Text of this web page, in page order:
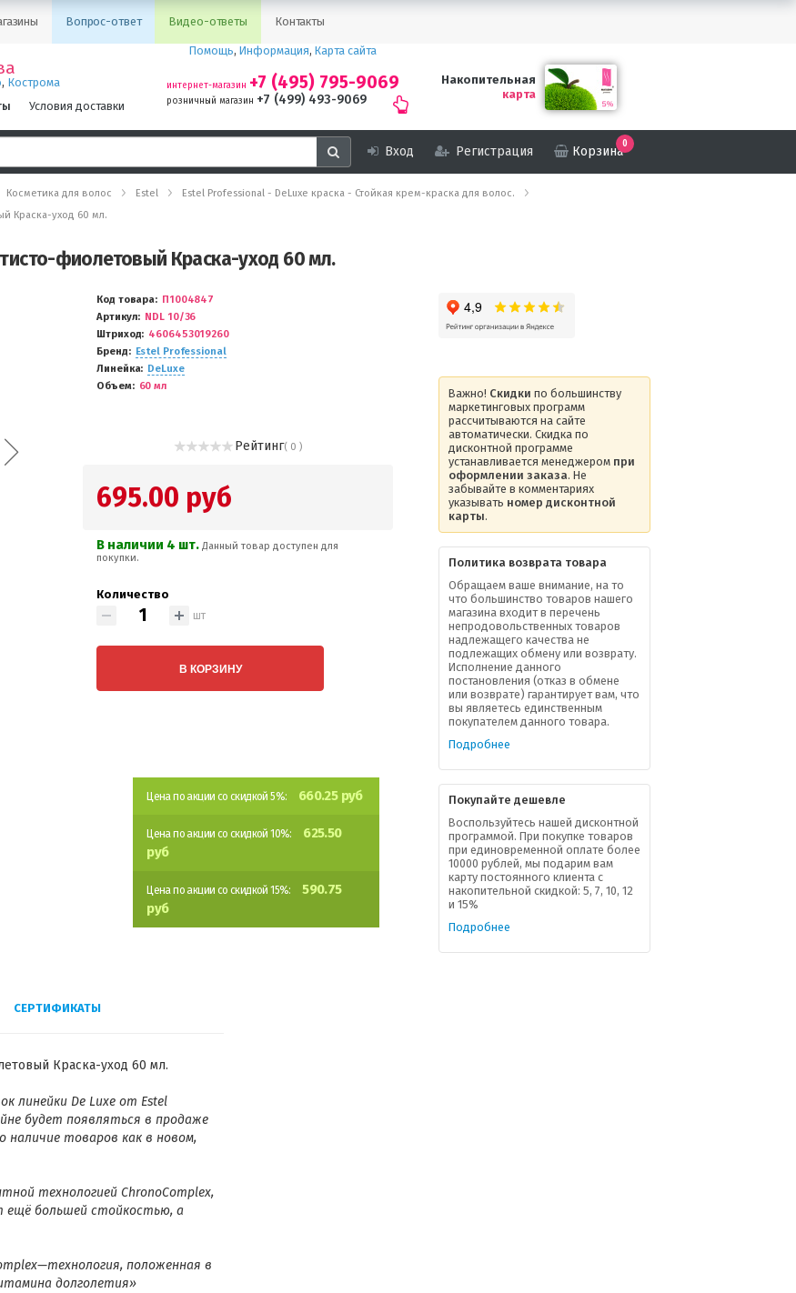
Вопрос-ответ Видео-ответы Контакты
, Кострома
Условия доставки
Помощь, Информация, Карта сайта
интернет-магазин +7 (495) 795-9069
розничный магазин +7 (499) 493-9069
Накопительная
карта
Вход Регистрация Корзина
0
Косметика для волос Estel
Estel Professional - DeLuxe краска - Стойкая крем-краска для волос.
Краска-уход 60 мл.
фиолетовый Краска-уход 60 мл.
Код товара
П1004847
Артикул
NDL 10/36
Штриход
4606453019260
Бренд
Estel Professional
Линейка
DeLuxe
Объем
60 мл
Рейтинг( 0 )
695.00 руб
В наличии 4 шт.Данный товар доступен для
покупки.
Количество
шт
В КОРЗИНУ
Цена по акции со скидкой 5%: 660.25 руб
Цена по акции со скидкой 10%:
625.50
руб
Цена по акции со скидкой 15%:
590.75
руб
СЕРТИФИКАТЫ
Краска-уход 60 мл.
линейки De Luxe от Estel
будет появляться в продаже
наличие товаров как в новом,
технологией ChronoComplex,
ещё большей стойкостью, а
положенная в
долголетия»
Важно! Скидки по большинству
маркетинговых программ
рассчитываются на сайте
автоматически. Скидка по
дисконтной программе
устанавливается менеджером при
оформлении заказа. Не
забывайте в комментариях
указывать номер дисконтной
карты.
Политика возврата товара
Обращаем ваше внимание, на то
что большинство товаров нашего
магазина входит в перечень
непродовольственных товаров
надлежащего качества не
подлежащих обмену или возврату.
Исполнение данного
постановления (отказ в обмене
или возврате) гарантирует вам, что
вы являетесь единственным
покупателем данного товара.
Подробнее
Покупайте дешевле
Воспользуйтесь нашей дисконтной
программой. При покупке товаров
при единовременной оплате более
10000 рублей, мы подарим вам
карту постоянного клиента с
накопительной скидкой: 5, 7, 10, 12
и 15%
Подробнее